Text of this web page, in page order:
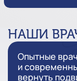
НАШИ
Опытные
и
вернуть